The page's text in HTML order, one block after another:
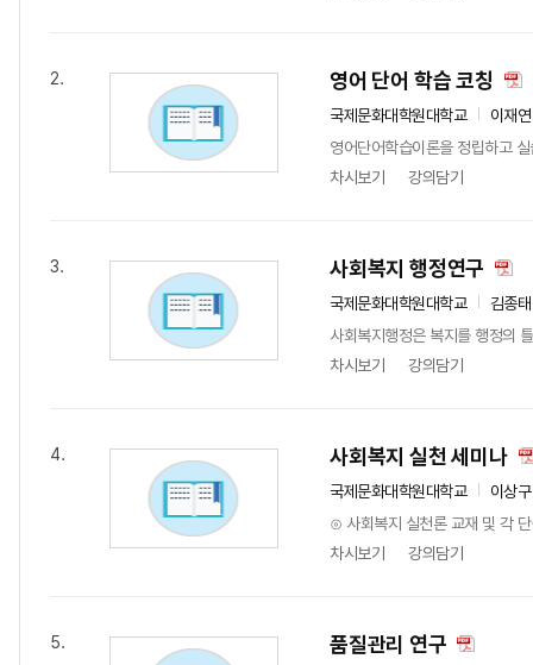
2. 영어 단어 학습 코칭
국제문화대학원대학교
이재연
영어단어학습이론을 정립하고
차시보기
강의담기
3. 사회복지 행정연구
국제문화대학원대학교
김종태
사회복지행정은 복지를 행정의
차시보기
강의담기
4. 사회복지 실천 세미나
국제문화대학원대학교
이상구
⊙ 사회복지 실천론 교재 및 각
차시보기
강의담기
5. 품질관리 연구